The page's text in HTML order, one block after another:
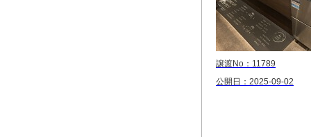
譲渡No：11789
公開日：2025-09-02